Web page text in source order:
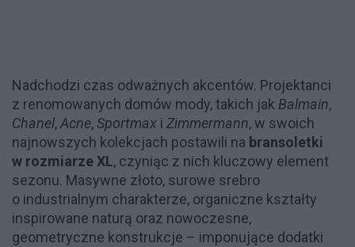
Nadchodzi czas odważnych akcentów. Projektanci
z renomowanych domów mody, takich jak Balmain,
Chanel,Acne,Sportmax i Zimmermann, w swoich
najnowszych kolekcjach postawili na bransoletki
w rozmiarze XL, czyniąc z nich kluczowy element
sezonu. Masywne złoto, surowe srebro
o industrialnym charakterze, organiczne kształty
inspirowane naturą oraz nowoczesne,
geometryczne konstrukcje – imponujące dodatki